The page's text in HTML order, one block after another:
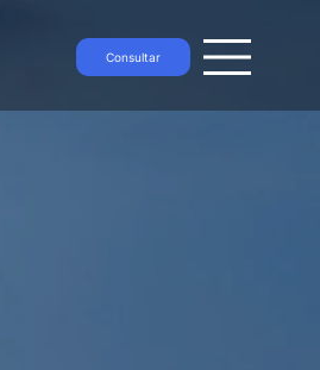
Consultar